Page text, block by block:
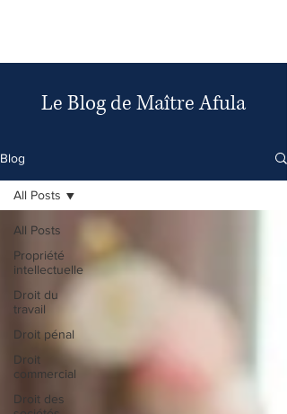
Le Blog de Maître Afula
Blog
All Posts
Propriété
intellectuelle
Droit du
travail
Droit pénal
Droit
commercial
Droit des
All Posts